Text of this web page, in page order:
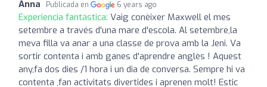
Anna Publicada en 6 years ago
Experiencia fantástica: Vaig conèixer Maxwell el mes
setembre a través d'una mare d'escola. Al setembre,la
meva filla va anar a una classe de prova amb la Jeni. Va
sortir contenta i amb ganes d'aprendre anglès ! Aquest
any,fa dos dies /1 hora i un dia de conversa. Sempre hi va
contenta ,fan activitats divertides i aprenen molt! Estic